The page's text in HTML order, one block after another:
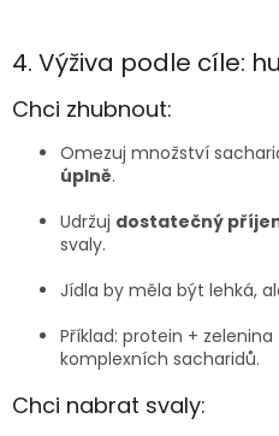
4. Výživa podle cíle:
Chci zhubnout:
Omezuj množství
úplně.
Udržuj dostatečný
svaly.
Jídla by měla být lehká,
Příklad: protein +
komplexních sacharidů.
Chci nabrat svaly: